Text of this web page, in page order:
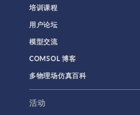
培训课程
用户论坛
模型交流
COMSOL 博客
多物理场仿真百科
活动